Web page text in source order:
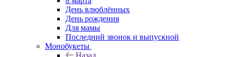
День влюблённых
День рождения
Для мамы
Последний звонок и выпускной
Монобукеты
Назад